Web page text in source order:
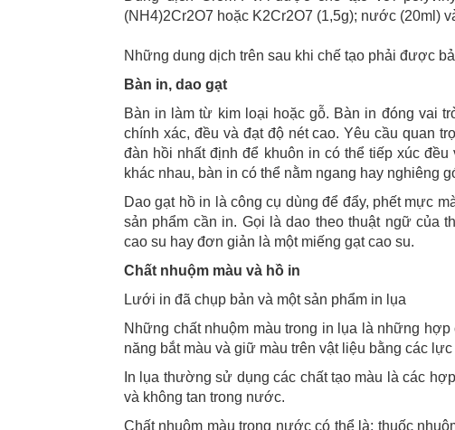
(NH4)2Cr2O7 hoặc K2Cr2O7 (1,5g); nước (20ml)
Những dung dịch trên sau khi chế tạo phải được
Bàn in, dao gạt
Bàn in làm từ kim loại hoặc gỗ. Bàn in đóng vai
chính xác, đều và đạt độ nét cao. Yêu cầu quan
đàn hồi nhất định để khuôn in có thể tiếp xúc
khác nhau, bàn in có thể nằm ngang hay nghiêng
Dao gạt hồ in là công cụ dùng để đẩy, phết mực
sản phẩm cần in. Gọi là dao theo thuật ngữ của
cao su hay đơn giản là một miếng gạt cao su.
Chất nhuộm màu và hồ in
Lưới in đã chụp bản và một sản phẩm in lụa
Những chất nhuộm màu trong in lụa là những
năng bắt màu và giữ màu trên vật liệu bằng các
In lụa thường sử dụng các chất tạo màu là các
và không tan trong nước.
Chất nhuộm màu trong nước có thể là: thuốc